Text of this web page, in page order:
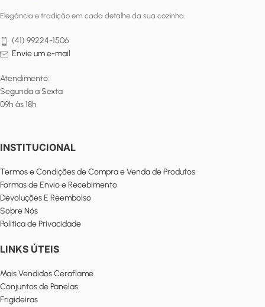
Elegância e tradição em cada detalhe da sua cozinha.
(41) 99224-1506
Envie um e-mail
Atendimento:
Segunda a Sexta
09h às 18h
INSTITUCIONAL
Termos e Condições de Compra e Venda de Produtos
Formas de Envio e Recebimento
Devoluções E Reembolso
Sobre Nós
Política de Privacidade
LINKS ÚTEIS
Mais Vendidos Ceraflame
Conjuntos de Panelas
Frigideiras